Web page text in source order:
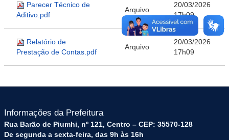
Parecer Técnico de
Aditivo.pdf
Arquivo
20/03/2026
17h09
Relatório de
Prestação de Contas.pdf
Arquivo
20/03/2026
17h09
Informações da Prefeitura
Rua Barão de Piumhi, nº 121, Centro – CEP: 35570-128
De segunda a sexta-feira, das 9h às 16h